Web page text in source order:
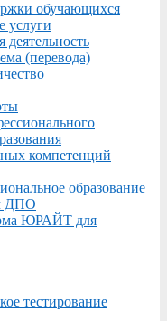
обучающихся
услуги
деятельность
(перевода)
компетенций
образование
ДПО
ЮРАЙТ для
тестирование